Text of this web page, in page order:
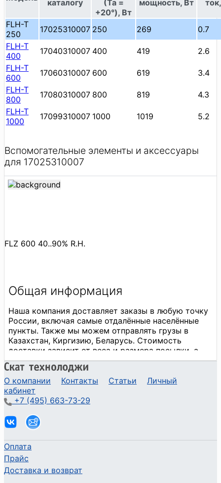
каталогу
(Та =
+20°), Вт
мощность, Вт
FLH-T
250
17025310007 250 269
0.7
FLH-T
400
17040310007 400 419
2.6
FLH-T
600
17060310007 600 619
3.4
FLH-T
800
17080310007 800 819
4.3
FLH-T
1000
17099310007 1000 1019 5.2
Вспомогательные элементы и аксессуары
для 17025310007
FLZ 600 40..90% R.H.
О компании Контакты Статьи
Личный
кабинет
+7 (495) 663-73-29
Оплата
Прайс
Доставка и возврат